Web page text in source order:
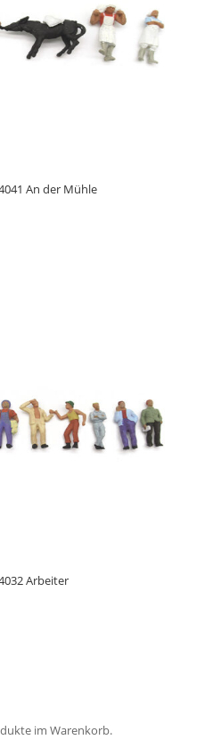
An der Mühle
Arbeiter
im Warenkorb.